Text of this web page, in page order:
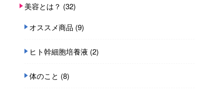
美容とは？ (32)
オススメ商品 (9)
ヒト幹細胞培養液 (2)
体のこと (8)